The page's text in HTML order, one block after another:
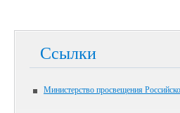
Ссылки
Министерство просвещения